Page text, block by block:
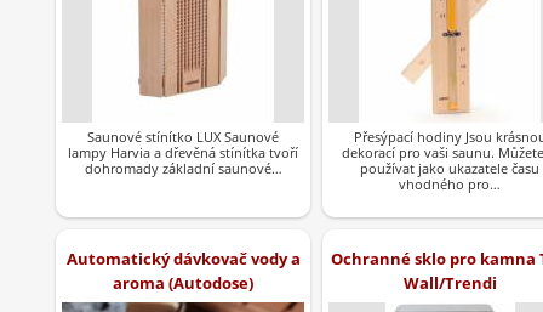
Saunové stínítko LUX Saunové
lampy Harvia a dřevěná stínítka tvoří
dohromady základní saunové…
Přesýpací hodiny Jsou
dekorací pro vaši saunu.
používat jako ukazatele času
vhodného pro…
Automatický dávkovač vody a
aroma (Autodose)
Ochranné sklo pro kamna
Wall/Trendi